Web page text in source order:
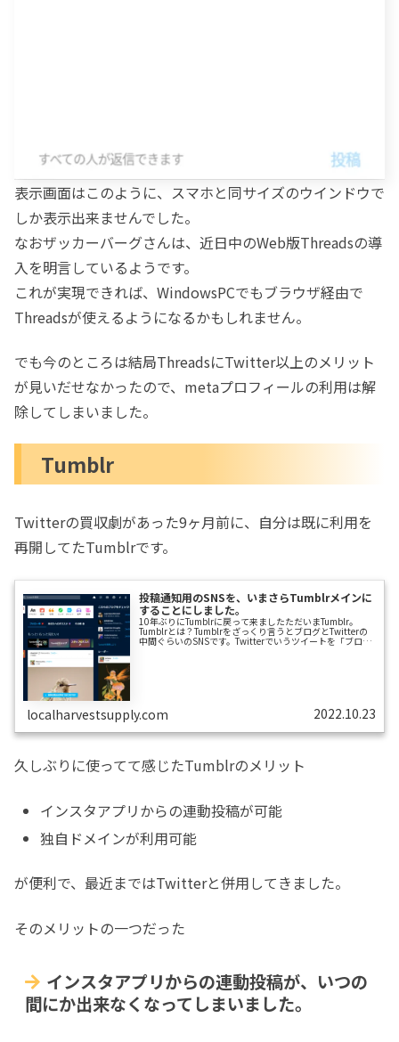
表示画面はこのように、スマホと同サイズのウインドウで
しか表示出来ませんでした。
なおザッカーバーグさんは、近日中のWeb版Threadsの導
入を明言しているようです。
これが実現できれば、WindowsPCでもブラウザ経由で
Threadsが使えるようになるかもしれません。
でも今のところは結局ThreadsにTwitter以上のメリット
が見いだせなかったので、metaプロフィールの利用は解
除してしまいました。
Tumblr
Twitterの買収劇があった9ヶ月前に、自分は既に利用を
再開してたTumblrです。
投稿通知用のSNSを、いまさらTumblrメインに
することにしました。
10年ぶりにTumblrに戻って来ましたただいまTumblr。
Tumblrとは？Tumblrをざっくり言うとブログとTwitterの
中間ぐらいのSNSです。Twitterでいうツイートを「ブログ
localharvestsupply.com 2022.10.23
久しぶりに使ってて感じたTumblrのメリット
インスタアプリからの連動投稿が可能
独自ドメインが利用可能
が便利で、最近まではTwitterと併用してきました。
そのメリットの一つだった
インスタアプリからの連動投稿が、いつの
間にか出来なくなってしまいました。